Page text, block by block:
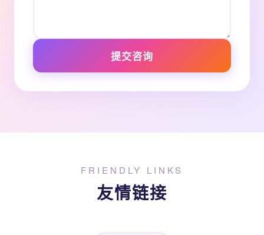
提交咨询
FRIENDLY LINKS
友情链接